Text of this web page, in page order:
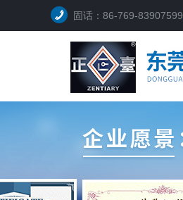
固话：86-769-83907599